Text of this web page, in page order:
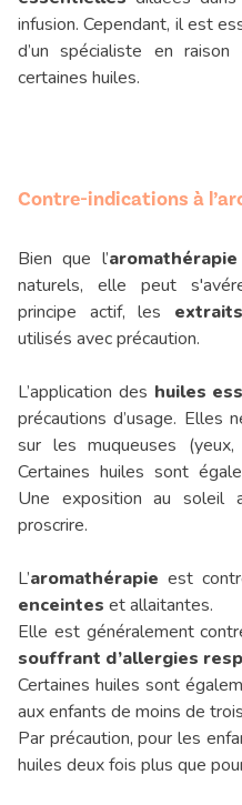
infusion. Cependant, il est
d’un spécialiste en
certaines huiles.
Contre-indications à
Bien que l’aromathérapie
naturels, elle peut
principe actif, les
utilisés avec précaution.
L’application des huiles
précautions d’usage. Elles
sur les muqueuses
Certaines huiles sont
Une exposition au soleil
proscrire.
L’aromathérapie est
enceintes et allaitantes.
Elle est généralement
souffrant d’allergies
Certaines huiles sont
aux enfants de moins de
Par précaution, pour les
huiles deux fois plus que